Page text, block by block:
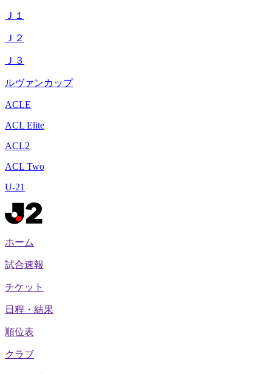
Ｊ１
Ｊ２
Ｊ３
ルヴァンカップ
ACLE
ACL Elite
ACL2
ACL Two
U-21
ホーム
試合速報
チケット
日程・結果
順位表
クラブ